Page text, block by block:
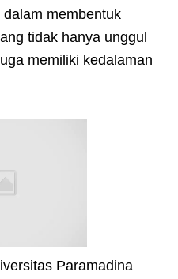
membentuk
tidak hanya unggul
memiliki kedalaman
Paramadina